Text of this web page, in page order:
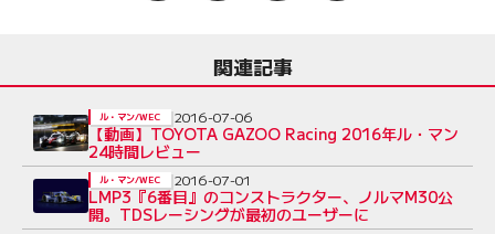
関連記事
【動画】TOYOTA GAZOO Racing 2016年ル・マン
24時間レビュー
ル・マン/WEC 2016-07-06
LMP3『6番目』のコンストラクター、ノルマM30公
開。TDSレーシングが最初のユーザーに
ル・マン/WEC 2016-07-01